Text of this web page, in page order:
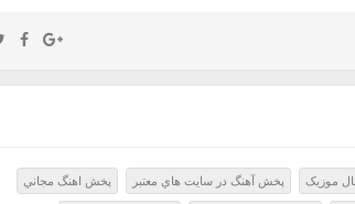
موزيک پخش آهنگ در سايت هاي معتبر پخش اهنگ مجاني